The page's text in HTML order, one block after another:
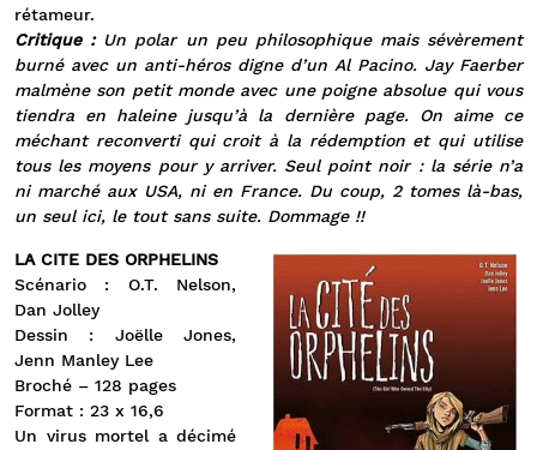
rétameur.
Critique :Un polar un peu philosophique mais sévèrement
burné avec un anti-héros digne d’un Al Pacino. Jay Faerber
malmène son petit monde avec une poigne absolue qui vous
tiendra en haleine jusqu’à la dernière page. On aime ce
méchant reconverti qui croit à la rédemption et qui utilise
tous les moyens pour y arriver. Seul point noir : la série n’a
ni marché aux USA, ni en France. Du coup, 2 tomes là-bas,
un seul ici, le tout sans suite. Dommage !!
LA CITE DES ORPHELINS
Scénario : O.T. Nelson,
Dan Jolley
Dessin : Joëlle Jones,
Jenn Manley Lee
Broché – 128 pages
Format : 23 x 16,6
Un virus mortel a décimé